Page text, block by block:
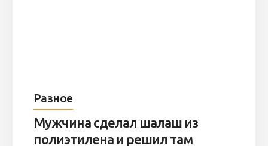
Разное
Мужчина сделал шалаш из
полиэтилена и решил там